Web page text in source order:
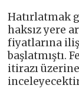
Hatırlatmak
haksız yere
fiyatlarına
başlatmıştı.
itirazı